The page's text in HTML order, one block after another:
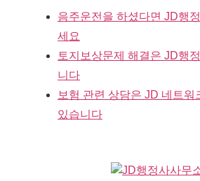
음주운전을 하셨다면 JD행
세요
토지보상문제 해결은 JD행
니다
보험 관련 상담은 JD 네트워
있습니다